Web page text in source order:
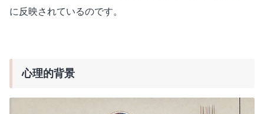
に反映されているのです。
心理的背景